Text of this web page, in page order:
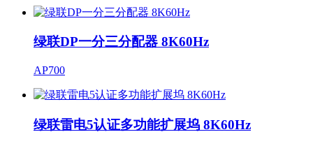
绿联DP一分三分配器 8K60Hz
AP700
绿联雷电5认证多功能扩展坞 8K60Hz